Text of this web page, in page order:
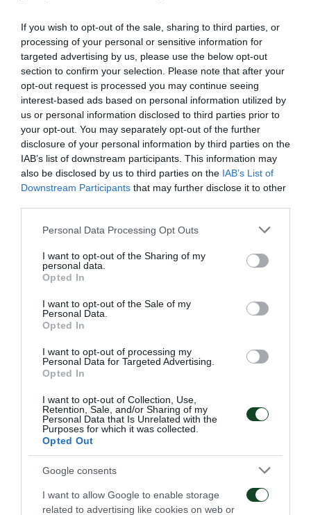
If you wish to opt-out of the sale, sharing to third parties, or
processing of your personal or sensitive information for
targeted advertising by us, please use the below opt-out
section to confirm your selection. Please note that after your
opt-out request is processed you may continue seeing
interest-based ads based on personal information utilized by
us or personal information disclosed to third parties prior to
your opt-out. You may separately opt-out of the further
disclosure of your personal information by third parties on the
IAB’s list of downstream participants. This information may
also be disclosed by us to third parties on the IAB’s List of
Downstream Participants that may further disclose it to other
Please note that this website/app uses one or more Google
not limited to your visit or usage behaviour. You may click to
grant or deny consent to Google and its third-party tags to
use your data for below specified purposes in below Google
consent section.
Personal Data Processing Opt Outs
I want to opt-out of the Sharing of my
personal data.
Opted In
I want to opt-out of the Sale of my
Personal Data.
Opted In
I want to opt-out of processing my
Personal Data for Targeted Advertising.
Opted In
I want to opt-out of Collection, Use,
Retention, Sale, and/or Sharing of my
Personal Data that Is Unrelated with the
Purposes for which it was collected.
Opted Out
Google consents
I want to allow Google to enable storage
related to advertising like cookies on web or